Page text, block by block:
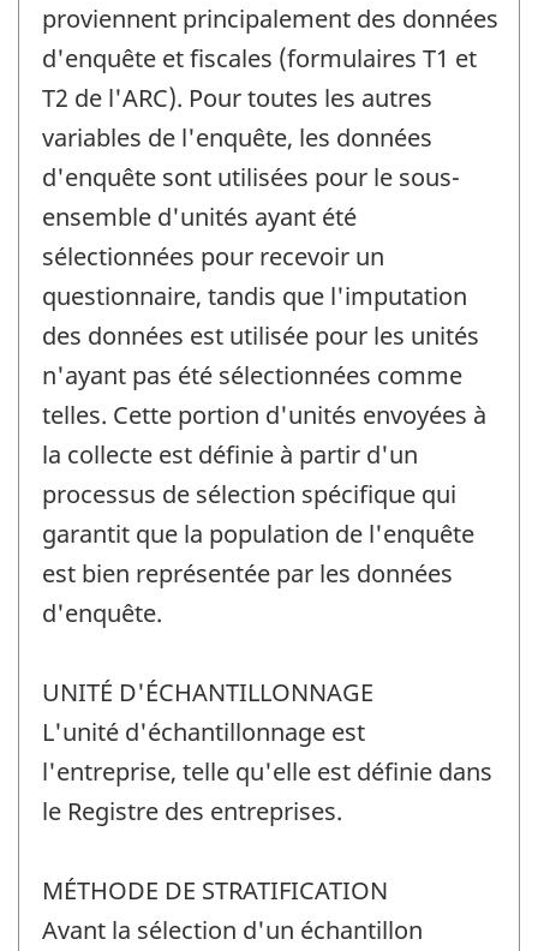
proviennent principalement des données
d'enquête et fiscales (formulaires T1 et
T2 de l'ARC). Pour toutes les autres
variables de l'enquête, les données
d'enquête sont utilisées pour le sous-
ensemble d'unités ayant été
sélectionnées pour recevoir un
questionnaire, tandis que l'imputation
des données est utilisée pour les unités
n'ayant pas été sélectionnées comme
telles. Cette portion d'unités envoyées à
la collecte est définie à partir d'un
processus de sélection spécifique qui
garantit que la population de l'enquête
est bien représentée par les données
d'enquête.
UNITÉ D'ÉCHANTILLONNAGE
L'unité d'échantillonnage est
l'entreprise, telle qu'elle est définie dans
le Registre des entreprises.
MÉTHODE DE STRATIFICATION
Avant la sélection d'un échantillon